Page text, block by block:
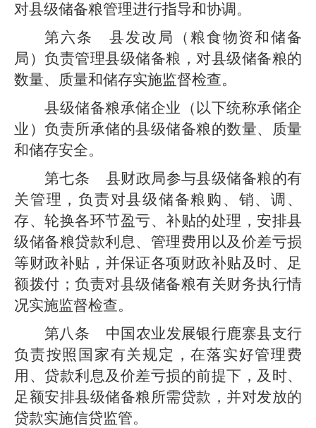
对县级储备粮管理进行指导和协调。
第六条 县发改局
（粮食物资和储备
局） 负责管理县级储备粮，对县级储备粮的
数量、质量和储存实施监督检查。
县级储备粮承储企业 （以下统称承储企
业）负责所承储的县级储备粮的数量、质量
和储存安全。
第七条 县财政局参与县级储备粮的有
关管理，负责对县级储备粮购、销、调、
存、轮换各环节盈亏、补贴的处理，安排县
级储备粮贷款利息、管理费用以及价差亏损
等财政补贴，并保证各项财政补贴及时、足
额拨付；负责对县级储备粮有关财务执行情
况实施监督检查。
第八条 中国农业发展银行鹿寨县支行
负责按照国家有关规定，在落实好管理费
用、贷款利息及价差亏损的前提下，及时、
足额安排县级储备粮所需贷款，并对发放的
贷款实施信贷监管。